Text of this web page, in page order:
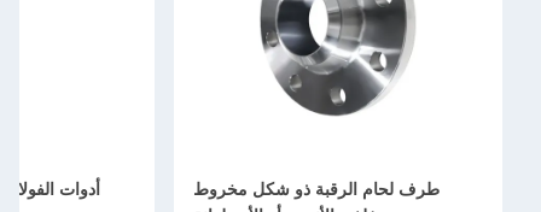
طرف لحام الرقبة ذو شكل مخروط
أدوات